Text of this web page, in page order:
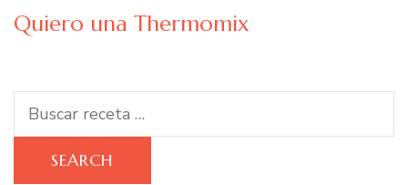
Quiero una Thermomix
Search
for: